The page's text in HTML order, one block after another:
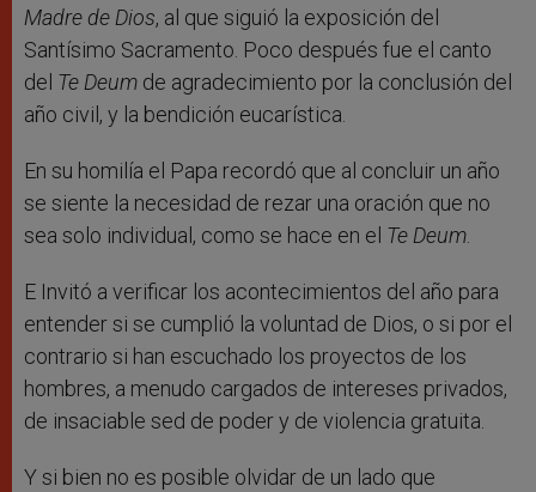
Madre de Dios, al que siguió la exposición del
Santísimo Sacramento. Poco después fue el canto
del Te Deum de agradecimiento por la conclusión del
año civil, y la bendición eucarística.
En su homilía el Papa recordó que al concluir un año
se siente la necesidad de rezar una oración que no
sea solo individual, como se hace en el Te Deum.
E Invitó a verificar los acontecimientos del año para
entender si se cumplió la voluntad de Dios, o si por el
contrario si han escuchado los proyectos de los
hombres, a menudo cargados de intereses privados,
de insaciable sed de poder y de violencia gratuita.
Y si bien no es posible olvidar de un lado que